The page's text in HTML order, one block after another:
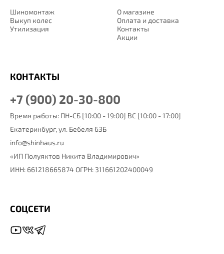
О магазине
Оплата и доставка
Контакты
Акции
Шиномонтаж
Выкуп колес
Утилизация
КОНТАКТЫ
+7 (900) 20-30-800
Время работы: ПН-СБ [10:00 - 19:00] ВС [10:00 - 17:00]
Екатеринбург, ул. Бебеля 63Б
info@shinhaus.ru
«ИП Полуяктов Никита Владимирович»
ИНН: 661218665874 ОГРН: 311661202400049
СОЦСЕТИ